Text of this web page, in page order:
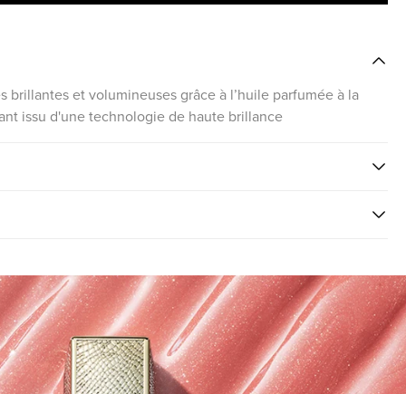
brillantes et volumineuses grâce à l’huile parfumée à la
issu d'une technologie de haute brillance